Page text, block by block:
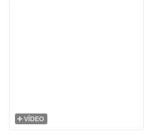
VÍDEO